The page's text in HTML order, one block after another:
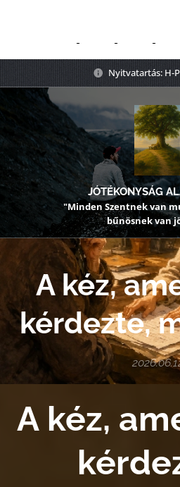
Nyitvatartás: H-
JÓTÉKONYSÁG
"Minden Szentnek van
bűnösnek van
A kéz,
kérdezte,
A kéz,